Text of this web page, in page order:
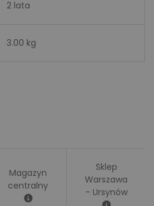
2 lata
3.00 kg
Magazyn
centralny
Sklep
Warszawa
- Ursynów